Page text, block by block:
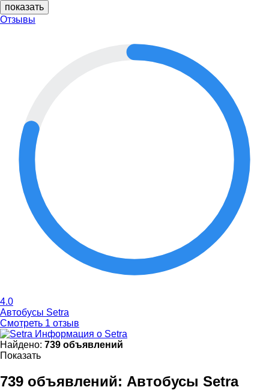
показать
Отзывы
4.0
Автобусы Setra
Смотреть 1 отзыв
Информация о Setra
Найдено: 739 объявлений
Показать
739 объявлений: Автобусы Setra